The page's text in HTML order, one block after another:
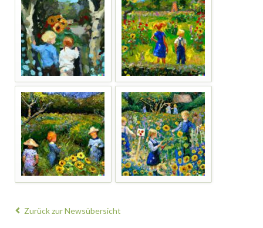
Zurück zur Newsübersicht